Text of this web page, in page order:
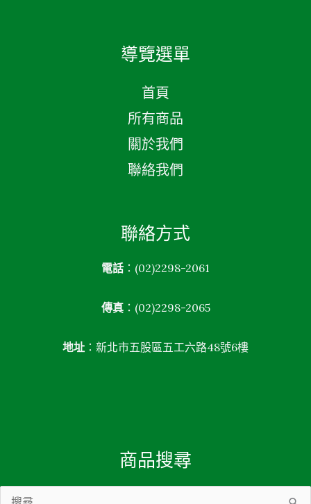
導覽選單
首頁
所有商品
關於我們
聯絡我們
聯絡方式
電話 ：(02)2298-2061
傳真：(02)2298-2065
地址 ：新北市五股區五工六路48號6樓
商品搜尋